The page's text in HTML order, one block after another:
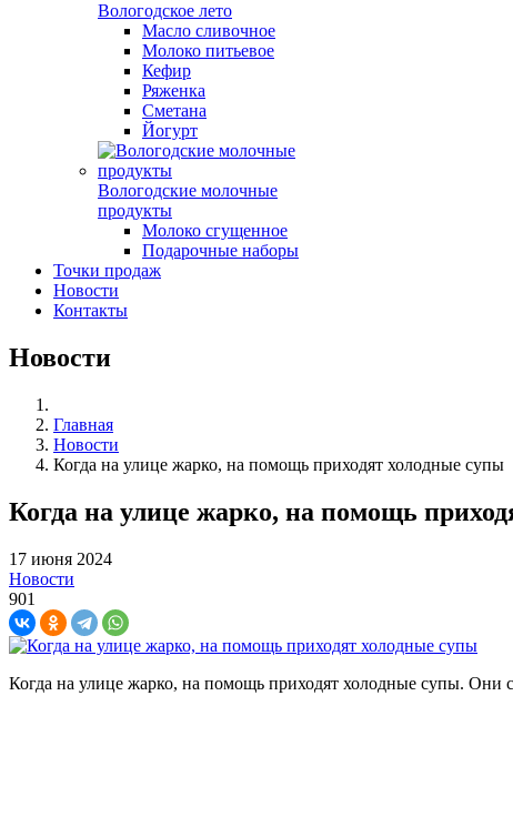
Вологодское лето
Масло сливочное
Молоко питьевое
Кефир
Ряженка
Сметана
Йогурт
Вологодские молочные
продукты
Молоко сгущенное
Подарочные наборы
Точки продаж
Новости
Контакты
Новости
Главная
Новости
Когда на улице жарко, на помощь приходят холодные супы
Когда на улице жарко, на помощь
17 июня 2024
Новости
901
Когда на улице жарко, на помощь приходят холодные супы. Они